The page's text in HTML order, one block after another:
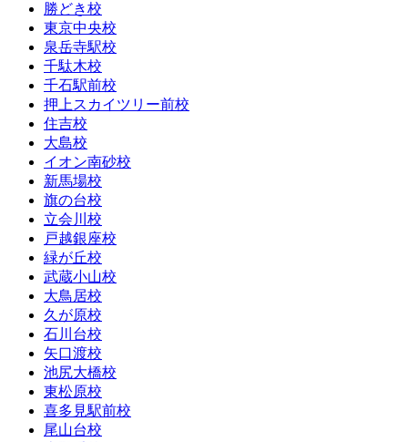
勝どき校
東京中央校
泉岳寺駅校
千駄木校
千石駅前校
押上スカイツリー前校
住吉校
大島校
イオン南砂校
新馬場校
旗の台校
立会川校
戸越銀座校
緑が丘校
武蔵小山校
大鳥居校
久が原校
石川台校
矢口渡校
池尻大橋校
東松原校
喜多見駅前校
尾山台校